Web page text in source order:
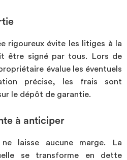
rigoureux évite les litiges à la
être signé par tous. Lors de
évalue les éventuels
précise, les frais sont
le dépôt de garantie.
à anticiper
laisse aucune marge. La
se transforme en dette